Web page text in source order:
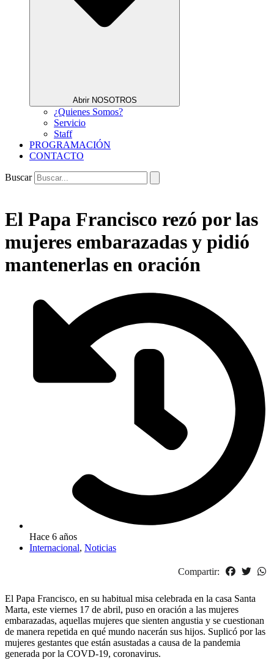
Abrir NOSOTROS
¿Quienes Somos?
Servicio
Staff
PROGRAMACIÓN
CONTACTO
Buscar
El Papa Francisco rezó por las
mujeres embarazadas y pidió
mantenerlas en oración
Hace 6 años
Internacional, Noticias
Compartir:
El Papa Francisco, en su habitual misa celebrada en la casa Santa
Marta, este viernes 17 de abril, puso en oración a las mujeres
embarazadas, aquellas mujeres que sienten angustia y se cuestionan
de manera repetida en qué mundo nacerán sus hijos. Suplicó por las
mujeres gestantes que están asustadas a causa de la pandemia
generada por la COVD-19, coronavirus.